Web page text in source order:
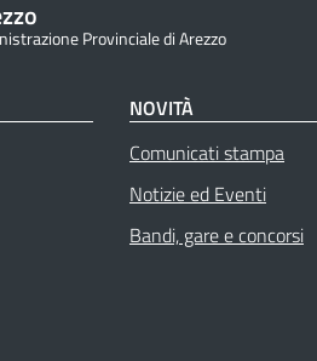
Provinciale di Arezzo
NOVITÀ
Comunicati stampa
Notizie ed Eventi
Bandi, gare e concorsi